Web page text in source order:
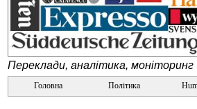
Переклади, аналітика, моніторинг
Головна Політика